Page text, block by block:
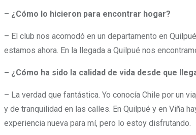
– ¿Cómo lo hicieron para encontrar hogar?
– El club nos acomodó en un departamento en
estamos ahora. En la llegada a Quilpué nos
– ¿Cómo ha sido la calidad de vida desde que
– La verdad que fantástica. Yo conocía Chile por un
y de tranquilidad en las calles. En Quilpué y en Viña
experiencia nueva para mí, pero lo estoy disfrutando.